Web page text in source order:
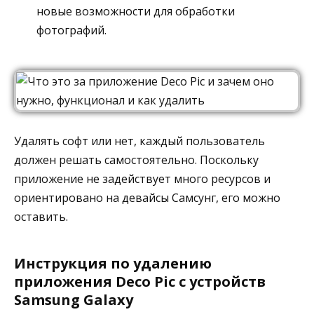
новые возможности для обработки
фотографий.
Удалять софт или нет, каждый пользователь
должен решать самостоятельно. Поскольку
приложение не задействует много ресурсов и
ориентировано на девайсы Самсунг, его можно
оставить.
Инструкция по удалению
приложения Deco Pic с устройств
Samsung Galaxy